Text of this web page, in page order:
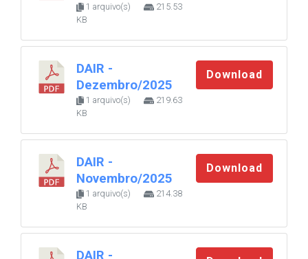
1 arquivo(s)
215.53
KB
DAIR -
Dezembro/2025
1 arquivo(s)
219.63
KB
Download
DAIR -
Novembro/2025
1 arquivo(s)
214.38
KB
Download
DAIR -